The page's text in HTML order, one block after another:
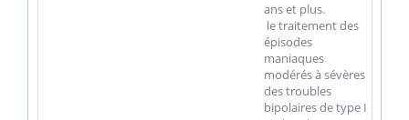
ans et plus.
 le traitement des
épisodes
maniaques
modérés à sévères
des troubles
bipolaires de type I